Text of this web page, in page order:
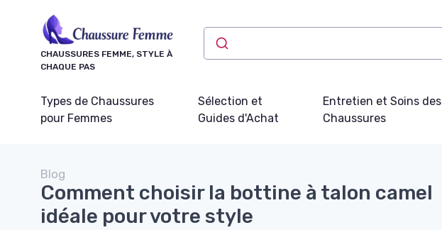
CHAUSSURES FEMME, STYLE À
CHAQUE PAS
Types de Chaussures
pour Femmes
Sélection et
Guides d'Achat
Entretien et Soins des
Chaussures
Blog
Comment choisir la bottine à talon camel
idéale pour votre style